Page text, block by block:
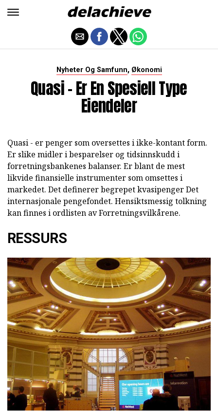
Nyheter Og Samfunn, Økonomi
Quasi - Er En Spesiell Type
Eiendeler
Quasi - er penger som oversettes i ikke-kontant form.
Er slike midler i besparelser og tidsinnskudd i
forretningsbankenes balanser. Er blant de mest
likvide finansielle instrumenter som omsettes i
markedet. Det definerer begrepet kvasipenger Det
internasjonale pengefondet. Hensiktsmessig tolkning
kan finnes i ordlisten av Forretningsvilkårene.
RESSURS